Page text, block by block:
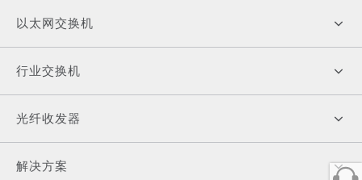
以太网交换机
行业交换机
光纤收发器
解决方案